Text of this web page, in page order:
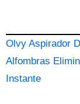
Olvy Aspirador
Alfombras
Instante